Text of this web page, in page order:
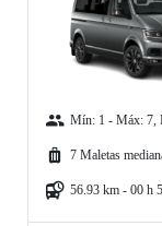
Mín: 1 - Máx: 7,
7 Maletas
56.93 km - 00 h